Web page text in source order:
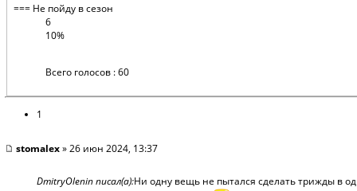
=== Не пойду в сезон
6
10%
Всего голосов : 60
1
stomalex» 26 июн 2024, 13:37
DmitryOlenin писал(а):Ни одну вещь не пытался сделать трижды в